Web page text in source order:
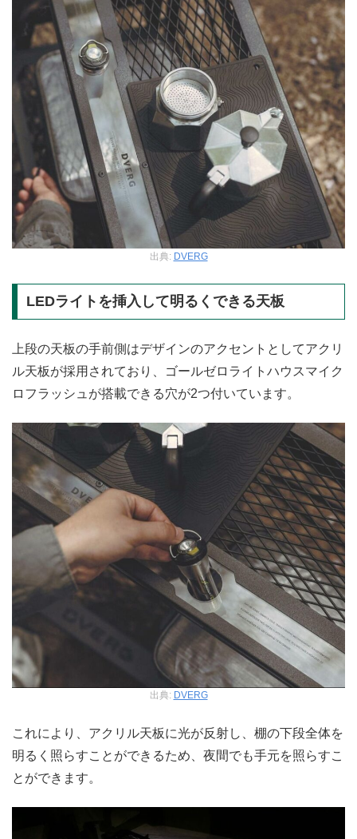
出典: DVERG
LEDライトを挿入して明るくできる天板
上段の天板の手前側はデザインのアクセントとしてアクリ
ル天板が採用されており、ゴールゼロライトハウスマイク
ロフラッシュが搭載できる穴が2つ付いています。
出典: DVERG
これにより、アクリル天板に光が反射し、棚の下段全体を
明るく照らすことができるため、夜間でも手元を照らすこ
とができます。